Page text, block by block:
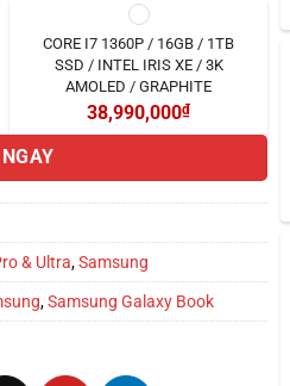
CORE I7 1360P / 16GB / 1TB
SSD / INTEL IRIS XE / 3K
AMOLED / GRAPHITE
38,990,000₫
& Ultra,Samsung
,Samsung Galaxy Book